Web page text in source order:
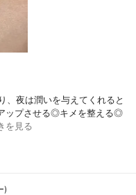
、夜は潤いを与えてくれると
ップさせる◎キメを整える◎
を見る
)